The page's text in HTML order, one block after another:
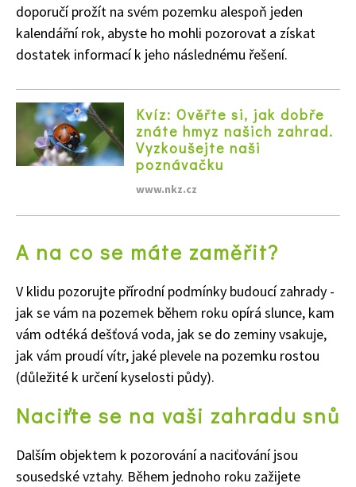
doporučí prožít na svém pozemku alespoň jeden
kalendářní rok, abyste ho mohli pozorovat a získat
dostatek informací k jeho následnému řešení.
Kvíz: Ověřte si, jak dobře
znáte hmyz našich zahrad.
Vyzkoušejte naši
poznávačku
www.nkz.cz
A na co se máte zaměřit?
V klidu pozorujte přírodní podmínky budoucí zahrady -
jak se vám na pozemek během roku opírá slunce, kam
vám odtéká dešťová voda, jak se do zeminy vsakuje,
jak vám proudí vítr, jaké plevele na pozemku rostou
(důležité k určení kyselosti půdy).
Naciťte se na vaši zahradu snů
Dalším objektem k pozorování a naciťování jsou
sousedské vztahy. Během jednoho roku zažijete